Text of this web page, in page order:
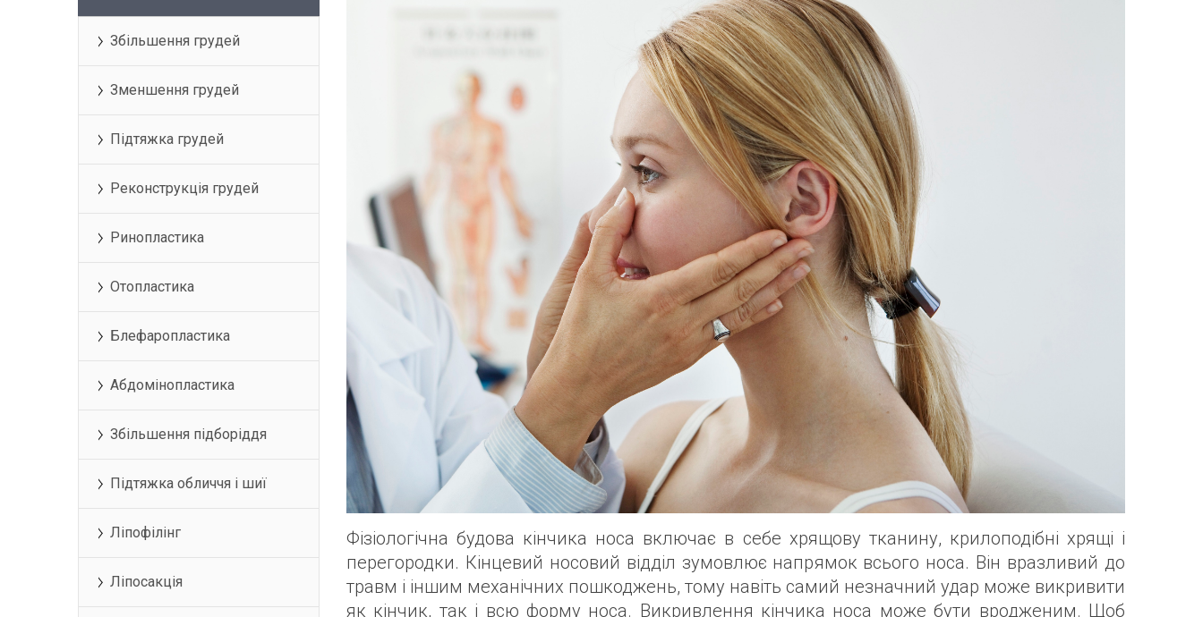
Збільшення грудей
Зменшення грудей
Підтяжка грудей
Реконструкція грудей
Ринопластика
Отопластика
Блефаропластика
Абдомінопластика
Збільшення підборіддя
Підтяжка обличчя і шиї
Ліпофілінг
Ліпосакція
Фізіологічна будова кінчика носа включає в себе хрящову тканину, крилоподібні хрящі і
перегородки. Кінцевий носовий відділ зумовлює напрямок всього носа. Він вразливий до
травм і іншим механічних пошкоджень, тому навіть самий незначний удар може викривити
як кінчик, так і всю форму носа. Викривлення кінчика носа може бути вродженим. Щоб